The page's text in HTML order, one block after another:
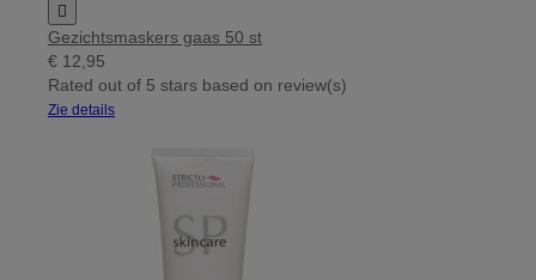

Gezichtsmaskers gaas 50 st
€ 12,95
Rated out of 5 stars based on review(s)
Zie details